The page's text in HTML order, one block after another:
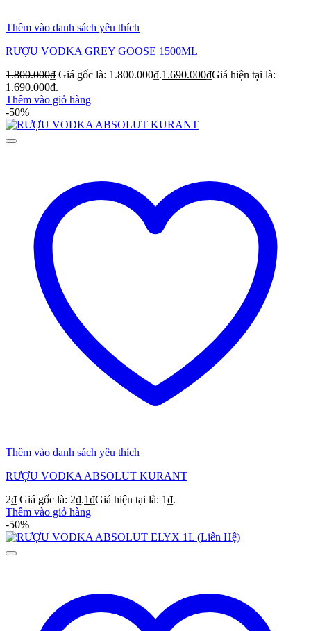
Thêm vào danh sách yêu thích
RƯỢU VODKA GREY GOOSE 1500ML
1.800.000₫ Giá gốc là: 1.800.000₫.1.690.000₫Giá hiện tại là:
1.690.000₫.
Thêm vào giỏ hàng
-50%
Thêm vào danh sách yêu thích
RƯỢU VODKA ABSOLUT KURANT
2₫ Giá gốc là: 2₫.1₫Giá hiện tại là: 1₫.
Thêm vào giỏ hàng
-50%